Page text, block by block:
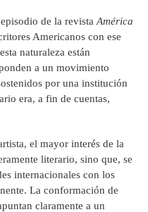
de la revista América
Americanos con ese
naturaleza están
a un movimiento
por una institución
era, a fin de cuentas,
el mayor interés de la
literario, sino que, se
internacionales con los
La conformación de
claramente a un